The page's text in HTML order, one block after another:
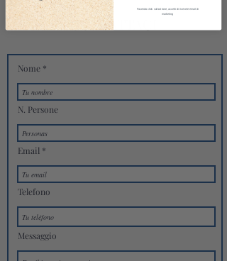
CONTATTACI
Nome
N. Persone
Email
Telefono
Messaggio
Facendo click sul bottone, accetti di ricevere email di
marketing